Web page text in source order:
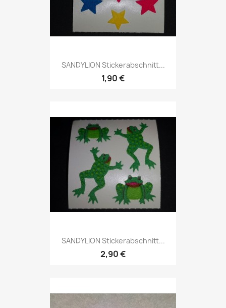
SANDYLION Stickerabschnitt...
1,90 €
SANDYLION Stickerabschnitt...
2,90 €